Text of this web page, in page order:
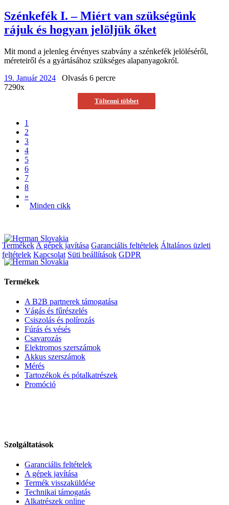
Szénkefék I. – Miért van szükségünk
rájuk és hogyan jelöljük őket
Mit mond a jelenleg érvényes szabvány a szénkefék jelöléséről,
méreteiről és a gyártásához szükséges alapanyagokról.
19. Január 2024
Olvasás 6 percre
7290x
Töltenni többet
1
2
3
4
5
6
7
8
»
Minden cikk
Termékek A gépek javítása Garanciális feltételek Általános üzleti
feltételek Kapcsolat Süti beállítások GDPR
Termékek
A B2B partnerek támogatása
Vágás és fűrészelés
Csiszolás és polírozás
Fúrás és vésés
Csavarozás
Elektromos szerszámok
Akkus szerszámok
Mérés
Tartozékok és pótalkatrészek
Promóció
Szolgáltatások
Garanciális feltételek
A gépek javítása
Termék visszaküldése
Technikai támogatás
Alkatrészek online